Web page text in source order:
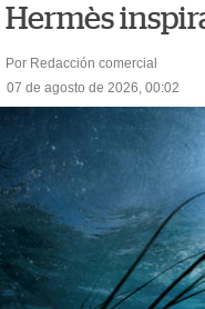
Hermès
Por Redacción comercial
07 de agosto de 2026, 00:02